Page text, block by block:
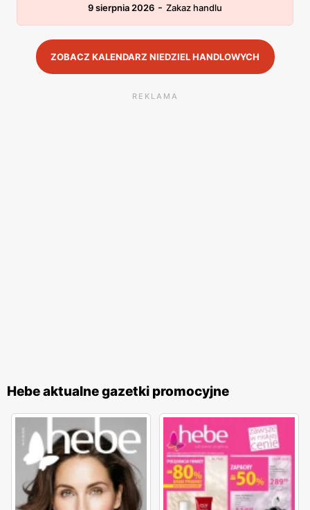
9 sierpnia 2026 - Zakaz handlu
ZOBACZ KALENDARZ NIEDZIEL HANDLOWYCH
REKLAMA
Hebe aktualne gazetki promocyjne